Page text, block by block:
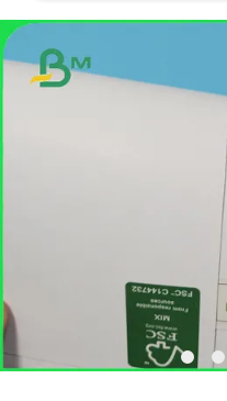
PRIVACYBELEID